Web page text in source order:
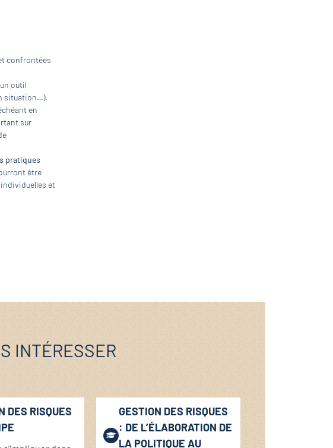
confrontées
outil
situation…).
en
sur
pratiques
être
et
INTÉRESSER
DES RISQUES
GESTION DES RISQUES
: DE L’ÉLABORATION DE
LA POLITIQUE AU